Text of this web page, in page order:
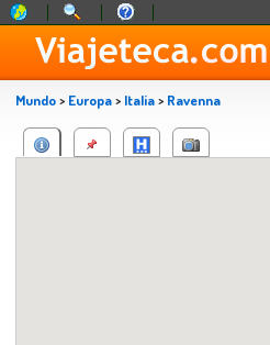
Mundo> Europa> Italia> Ravenna